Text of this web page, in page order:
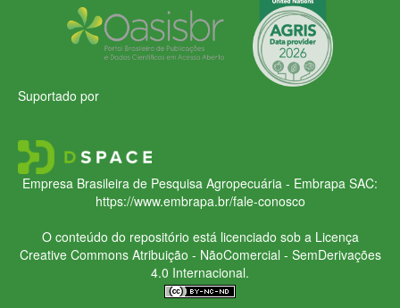
Suportado por
Empresa Brasileira de Pesquisa Agropecuária - Embrapa SAC:
https://www.embrapa.br/fale-conosco
O conteúdo do repositório está licenciado sob a Licença
Creative CommonsAtribuição - NãoComercial - SemDerivações
4.0 Internacional.